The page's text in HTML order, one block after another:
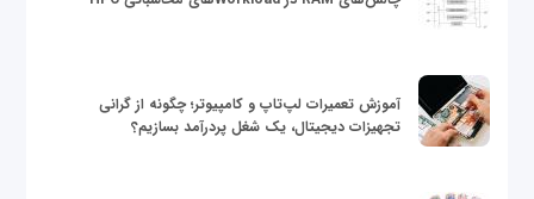
آموزش تعمیرات لپ‌تاپ و کامپیوتر؛ چگونه از گرانی
تجهیزات دیجیتال، یک شغل پردرآمد بسازیم؟